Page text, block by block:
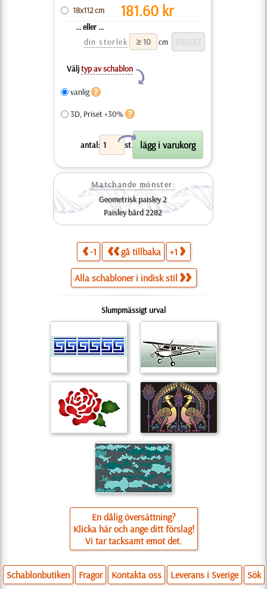
18x112 cm 181.60 kr
... eller ...
din storlek
cm
Väljtyp av schablon
Y
vanlig
3D, Priset +30%
antal: st.
X
Matchande mönster:
Geometrisk paisley 2
Paisley bård 2282
-1 gå tillbaka +1
Alla schabloner i indisk stil
Slumpmässigt urval
En dålig översättning?
Klicka här och ange ditt förslag!
Vi tar tacksamt emot det.
Schablonbutiken Fragor Kontakta oss Leverans i Sverige Sök